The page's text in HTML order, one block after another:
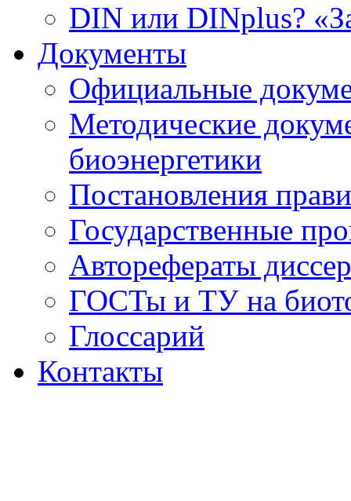
DIN или DINplus?
Документы
Официальные
Методические
биоэнергетики
Постановления
Государственные
Авторефераты
ГОСТы и ТУ на
Глоссарий
Контакты